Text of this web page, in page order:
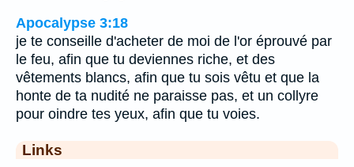
Apocalypse 3:18
je te conseille d'acheter de moi de l'or éprouvé par
le feu, afin que tu deviennes riche, et des
vêtements blancs, afin que tu sois vêtu et que la
honte de ta nudité ne paraisse pas, et un collyre
pour oindre tes yeux, afin que tu voies.
Links